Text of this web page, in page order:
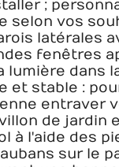
;
selon vos
latérales
fenêtres
lumière dans
et stable :
entraver
de jardin
à l'aide des
sur le